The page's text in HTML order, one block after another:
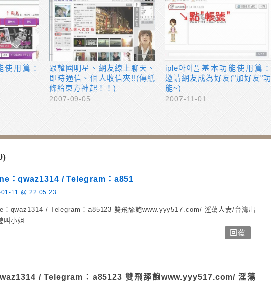
使用篇：
跟韓國明星、網友線上聊天、
即時通信、個人收信夾!!(傳紙
條給東方神起！！)
2007-09-05
iple아이플基本功能使用篇：
邀請網友成為好友("加好友"功
能~)
2007-11-01
：qwaz1314 / Telegram：a851
11 @ 22:05:23
：qwaz1314 / Telegram：a85123 雙飛舔飽www.yyy517.com/ 淫蕩人妻/台灣出
叫小姐
回覆
/ Telegram：a85123 雙飛舔飽www.yyy517.com/ 淫蕩